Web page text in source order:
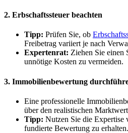
2. Erbschaftssteuer beachten
Tipp: Prüfen Sie, ob
Freibetrag variiert je nach
Expertenrat: Ziehen Sie einen
unnötige Kosten zu vermeiden.
3. Immobilienbewertung
Eine professionelle
über den realistischen
Tipp: Nutzen Sie die Expertise
fundierte Bewertung zu erhalten.